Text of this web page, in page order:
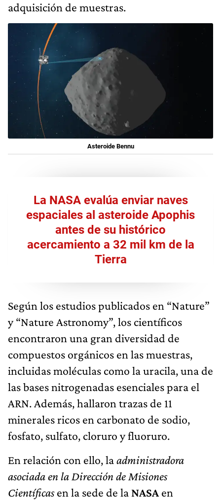
adquisición de muestras.
Asteroide Bennu
La NASA evalúa enviar naves
espaciales al asteroide Apophis
antes de su histórico
acercamiento a 32 mil km de la
Tierra
Según los estudios publicados en “Nature”
y “Nature Astronomy”, los científicos
encontraron una gran diversidad de
compuestos orgánicos en las muestras,
incluidas moléculas como la uracila, una de
las bases nitrogenadas esenciales para el
ARN. Además, hallaron trazas de 11
minerales ricos en carbonato de sodio,
fosfato, sulfato, cloruro y fluoruro.
En relación con ello, laadministradora
asociada en la Dirección de Misiones
Científicasen la sede de la NASA en